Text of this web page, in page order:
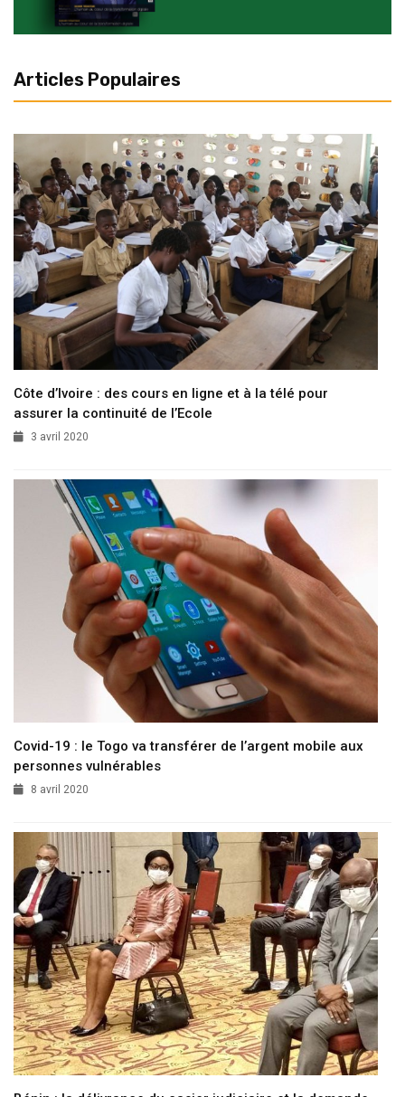
Articles Populaires
Côte d’Ivoire : des cours en ligne et à la télé pour
assurer la continuité de l’Ecole
3 avril 2020
Covid-19 : le Togo va transférer de l’argent mobile aux
personnes vulnérables
8 avril 2020